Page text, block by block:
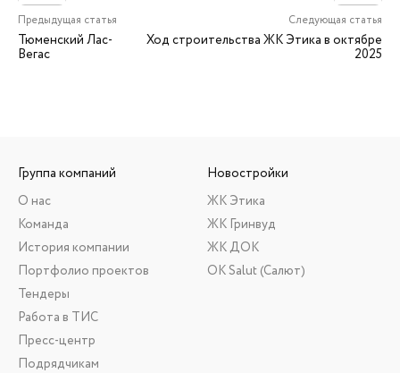
Предыдущая статья
Тюменский Лас-
Вегас
Следующая статья
Ход строительства ЖК Этика в октябре
2025
Группа компаний
О нас
Команда
История компании
Портфолио проектов
Тендеры
Работа в ТИС
Пресс-центр
Подрядчикам
Новостройки
ЖК Этика
ЖК Гринвуд
ЖК ДОК
ОК Salut (Салют)